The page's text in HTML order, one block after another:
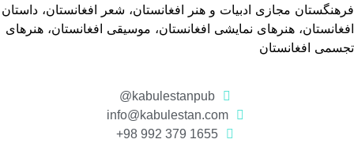
فرهنگستان مجازی ادبیات و هنر افغانستان، شعر افغانستان، داستان
افغانستان، هنرهای نمایشی افغانستان، موسیقی افغانستان، هنرهای
تجسمی افغانستان
kabulestanpub@
info@kabulestan.com
1655 379 992 98+